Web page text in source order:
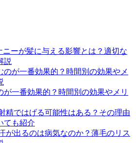
ニーが髪に与える影響とは？適切な
説
が一番効果的？時間別の効果やメリ
精ではげる可能性はある？その理由
ても紹介
が出るのは病気なのか？薄毛のリス